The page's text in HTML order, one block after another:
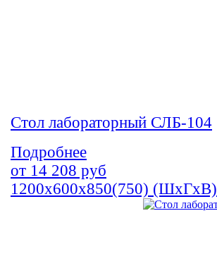
Стол лабораторный СЛБ-104
Подробнее
от 14 208 руб
1200х600х850(750) (ШхГхВ)